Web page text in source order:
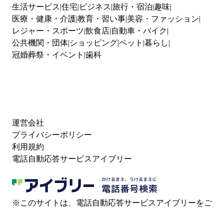
生活サービス 住宅 ビジネス 旅行・宿泊 趣味
医療・健康・介護教育・習い事 美容・ファッション
レジャー・スポーツ 飲食店 自動車・バイク
公共機関・団体 ショッピングペット 暮らし
冠婚葬祭・イベント 歯科
運営会社
プライバシーポリシー
利用規約
電話自動応答サービスアイブリー
※このサイトは、電話自動応答サービスアイブリーをご